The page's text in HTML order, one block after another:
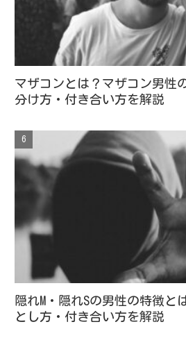
マザコンとは？マザコン男性
分け方・付き合い方を解説
隠れM・隠れSの男性の特徴と
とし方・付き合い方を解説